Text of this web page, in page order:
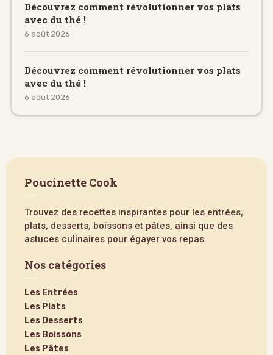
Découvrez comment révolutionner vos plats
avec du thé !
6 août 2026
Découvrez comment révolutionner vos plats
avec du thé !
6 août 2026
Poucinette Cook
Trouvez des recettes inspirantes pour les entrées,
plats, desserts, boissons et pâtes, ainsi que des
astuces culinaires pour égayer vos repas.
Nos catégories
Les Entrées
Les Plats
Les Desserts
Les Boissons
Les Pâtes